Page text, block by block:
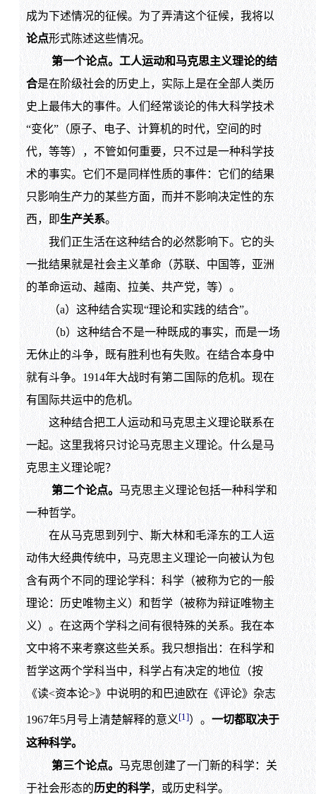
成为下述情况的征候。为了弄清这个征候，我将以
论点形式陈述这些情况。
第一个论点。工人运动和马克思主义理论的结
合是在阶级社会的历史上，实际上是在全部人类历
史上最伟大的事件。人们经常谈论的伟大科学技术
“变化”（原子、电子、计算机的时代，空间的时
代，等等），不管如何重要，只不过是一种科学技
术的事实。它们不是同样性质的事件：它们的结果
只影响生产力的某些方面，而并不影响决定性的东
西，即生产关系。
我们正生活在这种结合的必然影响下。它的头
一批结果就是社会主义革命（苏联、中国等，亚洲
的革命运动、越南、拉美、共产党，等）。
（a）这种结合实现“理论和实践的结合”。
（b）这种结合不是一种既成的事实，而是一场
无休止的斗争，既有胜利也有失败。在结合本身中
就有斗争。1914年大战时有第二国际的危机。现在
有国际共运中的危机。
这种结合把工人运动和马克思主义理论联系在
一起。这里我将只讨论马克思主义理论。什么是马
克思主义理论呢？
第二个论点。 马克思主义理论包括一种科学和
一种哲学。
在从马克思到列宁、斯大林和毛泽东的工人运
动伟大经典传统中，马克思主义理论一向被认为包
含有两个不同的理论学科：科学（被称为它的一般
理论：历史唯物主义）和哲学（被称为辩证唯物主
义）。在这两个学科之间有很特殊的关系。我在本
文中将不来考察这些关系。我只想指出：在科学和
哲学这两个学科当中，科学占有决定的地位（按
《读<资本论>》中说明的和巴迪欧在《评论》杂志
1967年5月号上清楚解释的意义[1]）。 一切都取决于
这种科学。
第三个论点。 马克思创建了一门新的科学：关
于社会形态的历史的科学，或历史科学。